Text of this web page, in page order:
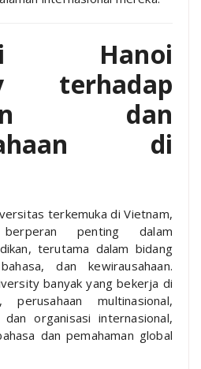
Hanoi
terhadap
dan
di
terkemuka di Vietnam,
penting dalam
terutama dalam bidang
dan kewirausahaan.
banyak yang bekerja di
perusahaan multinasional,
organisasi internasional,
dan pemahaman global